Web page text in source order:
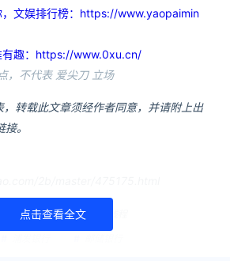
，文娱排行榜：https://www.yaopaimin
有趣：https://www.0xu.cn/
，不代表 爱尖刀 立场
，转载此文章须经作者同意，并请附上出
。
金融街论坛
点击查看全文